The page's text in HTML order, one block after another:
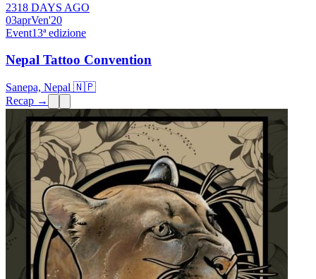
2318 DAYS AGO
03aprVen'20
Event13ª edizione
Nepal Tattoo Convention
Sanepa, Nepal 🇳🇵
Recap →